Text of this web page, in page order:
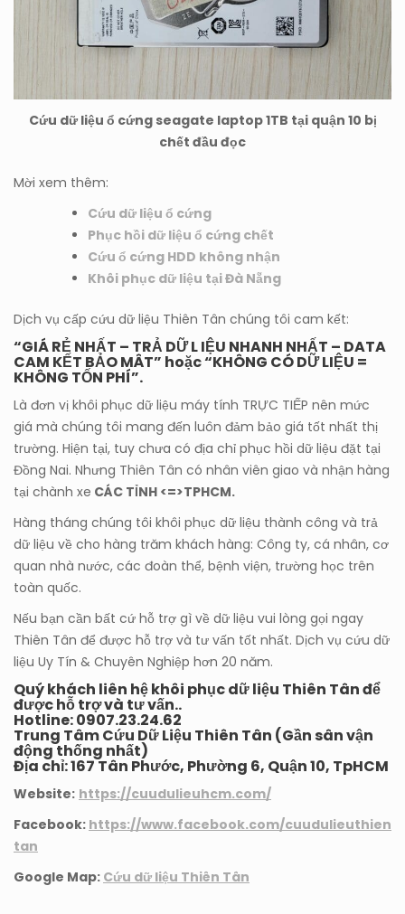
Cứu dữ liệu ổ cứng seagate laptop 1TB tại quận 10 bị
chết đầu đọc
Mời xem thêm:
Cứu dữ liệu ổ cứng
Phục hồi dữ liệu ổ cứng chết
Cứu ổ cứng HDD không nhận
Khôi phục dữ liệu tại Đà Nẵng
Dịch vụ cấp cứu dữ liệu Thiên Tân chúng tôi cam kết:
“GIÁ RẺ NHẤT – TRẢ DỮ L IỆU NHANH NHẤT – DATA
CAM KẾT BẢO MÂT” hoặc “KHÔNG CÓ DỮ LIỆU =
KHÔNG TỐN PHÍ”.
Là đơn vị khôi phục dữ liệu máy tính TRỰC TIẾP nên mức
giá mà chúng tôi mang đến luôn đảm bảo giá tốt nhất thị
trường. Hiện tại, tuy chưa có địa chỉ phục hồi dữ liệu đặt tại
Đồng Nai. Nhưng Thiên Tân có nhân viên giao và nhận hàng
tại chành xe CÁC TỈNH <=>TPHCM.
Hàng tháng chúng tôi khôi phục dữ liệu thành công và trả
dữ liệu về cho hàng trăm khách hàng: Công ty, cá nhân, cơ
quan nhà nước, các đoàn thể, bệnh viện, trường học trên
toàn quốc.
Nếu bạn cần bất cứ hỗ trợ gì về dữ liệu vui lòng gọi ngay
Thiên Tân để được hỗ trợ và tư vấn tốt nhất. Dịch vụ cứu dữ
liệu Uy Tín & Chuyên Nghiệp hơn 20 năm.
Quý khách liên hệ khôi phục dữ liệu Thiên Tân để
được hỗ trợ và tư vấn..
Hotline: 0907.23.24.62
Trung Tâm Cứu Dữ Liệu Thiên Tân (Gần sân vận
động thống nhất)
Địa chỉ: 167 Tân Phước, Phường 6, Quận 10, TpHCM
Website: https://cuudulieuhcm.com/
Facebook: https://www.facebook.com/cuudulieuthien
tan
Google Map: Cứu dữ liệu Thiên Tân